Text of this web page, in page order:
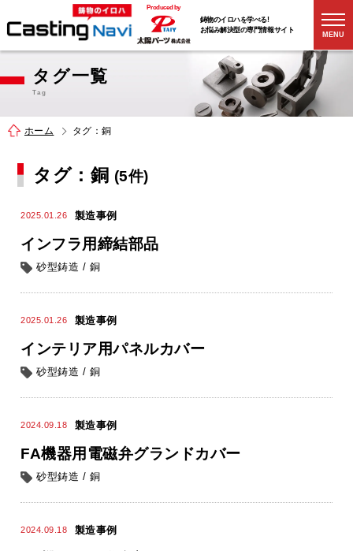
Produced by
鋳物のイロハを学べる!
お悩み解決型の専門情報サイト
MENU
タグ一覧
Tag
ホーム タグ：銅
タグ：銅 (5件)
2025.01.26 製造事例
インフラ用締結部品
砂型鋳造 / 銅
2025.01.26 製造事例
インテリア用パネルカバー
砂型鋳造 / 銅
2024.09.18 製造事例
FA機器用電磁弁グランドカバー
砂型鋳造 / 銅
2024.09.18 製造事例